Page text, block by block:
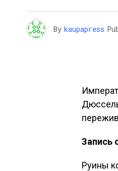
By kaupapress
Запись
Руины